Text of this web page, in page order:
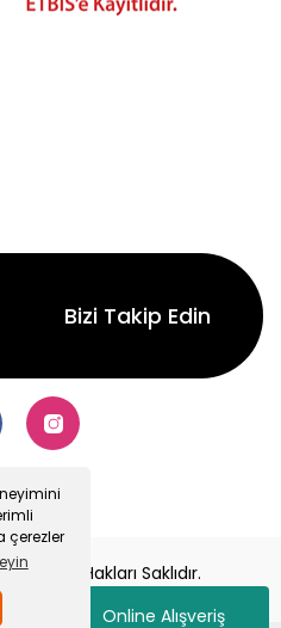
çerezler
Online Alışveriş
Bizi Takip Edin
Tüm Hakları Saklıdır.